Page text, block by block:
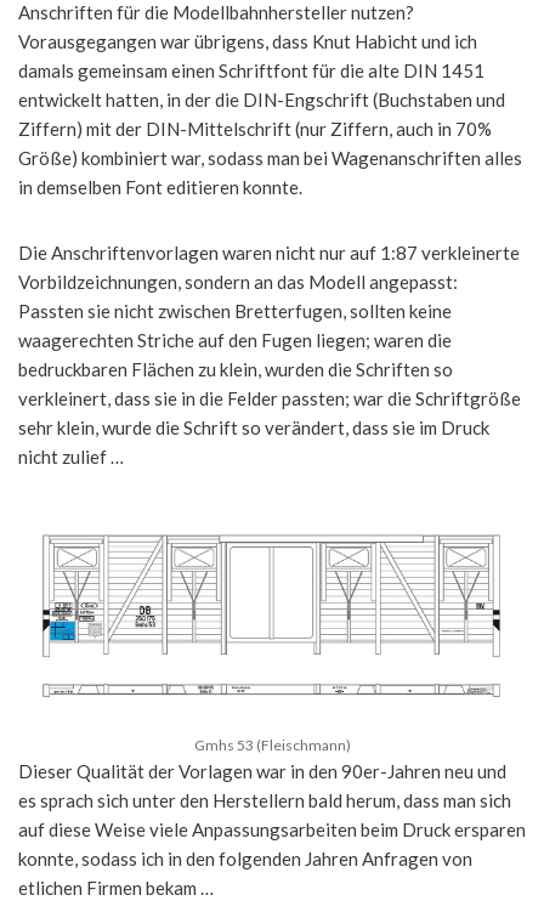
Anschriften für die Modellbahnhersteller nutzen?
Vorausgegangen war übrigens, dass Knut Habicht und ich
damals gemeinsam einen Schriftfont für die alte DIN 1451
entwickelt hatten, in der die DIN-Engschrift (Buchstaben und
Ziffern) mit der DIN-Mittelschrift (nur Ziffern, auch in 70%
Größe) kombiniert war, sodass man bei Wagenanschriften alles
in demselben Font editieren konnte.
Die Anschriftenvorlagen waren nicht nur auf 1:87 verkleinerte
Vorbildzeichnungen, sondern an das Modell angepasst:
Passten sie nicht zwischen Bretterfugen, sollten keine
waagerechten Striche auf den Fugen liegen; waren die
bedruckbaren Flächen zu klein, wurden die Schriften so
verkleinert, dass sie in die Felder passten; war die Schriftgröße
sehr klein, wurde die Schrift so verändert, dass sie im Druck
nicht zulief …
Gmhs 53 (Fleischmann)
Dieser Qualität der Vorlagen war in den 90er-Jahren neu und
es sprach sich unter den Herstellern bald herum, dass man sich
auf diese Weise viele Anpassungsarbeiten beim Druck ersparen
konnte, sodass ich in den folgenden Jahren Anfragen von
etlichen Firmen bekam …